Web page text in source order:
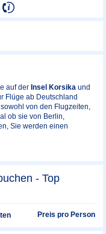
auf der Insel Korsika und
Flüge ab Deutschland
von den Flugzeiten,
ob sie von Berlin,
Sie werden einen
- Top
Preis pro Person